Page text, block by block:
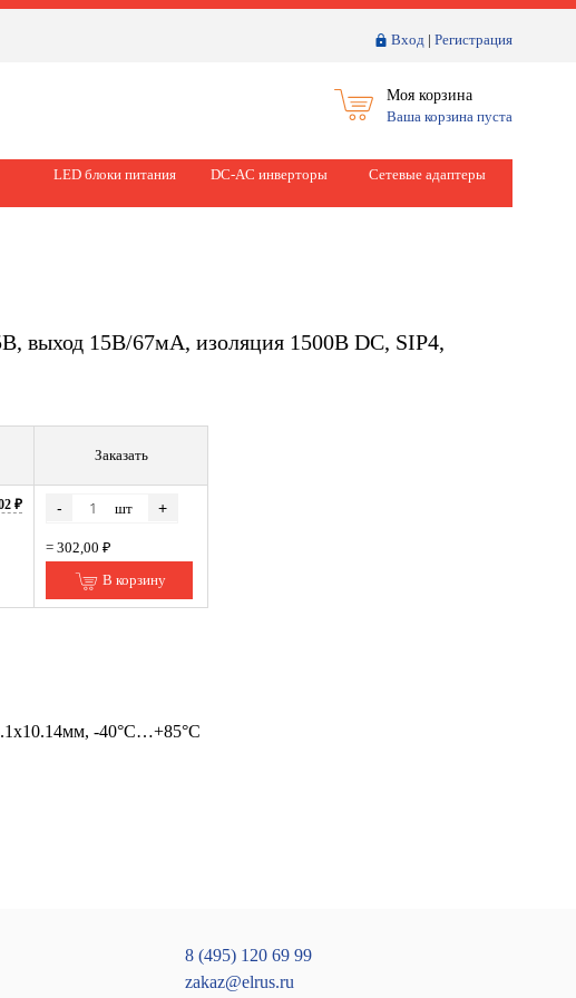
Вход | Регистрация
Моя корзина
Ваша корзина пуста
LED блоки питания DC-AC инверторы Сетевые адаптеры
выход 15В/67мА, изоляция 1500В DC, SIP4,
Заказать
₽ - шт +
= 302,00 ₽
В корзину
-40°С…+85°С
8 (495) 120 69 99
zakaz@elrus.ru